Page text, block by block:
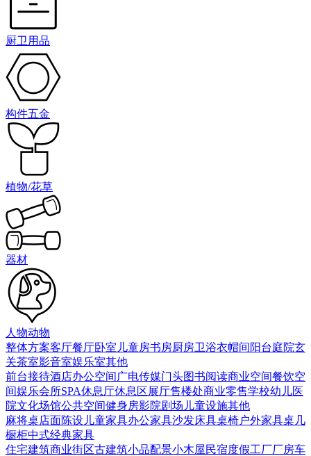
厨卫用品
构件五金
植物/花草
器材
人物动物
整体方案客厅餐厅卧室 儿童房书房厨房卫浴衣帽间 阳台庭院玄
关茶室影音室娱乐室其他
前台接待酒店办公空间 广电传媒门头图书阅读商业空间餐饮空
间娱乐会所SPA休息厅休息区展厅售楼处商业零售学校幼儿医
院文化场馆公共空间健身房影院剧场 儿童设施其他
麻将桌店面陈设 儿童家具办公家具沙发床具桌椅户外家具桌几
橱柜中式经典家具
住宅建筑商业街区古建筑小品配景小木屋民宿度假工厂厂房车